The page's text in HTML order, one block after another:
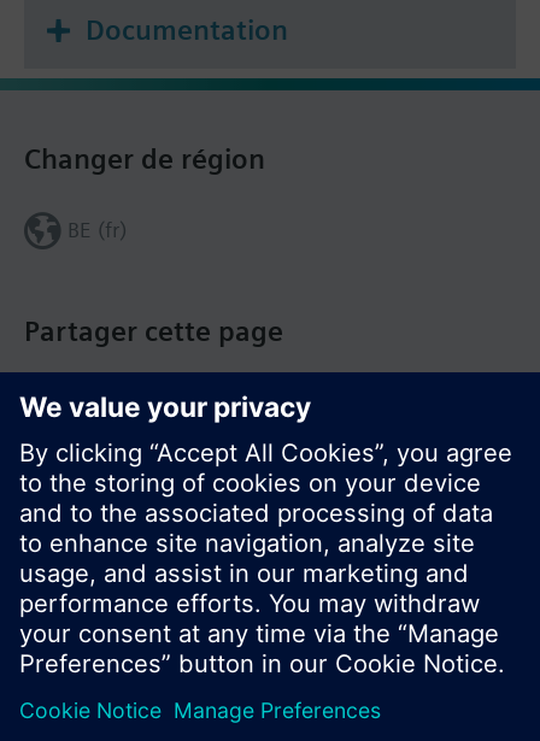
Documentation
Partager cette page
Changer de région
BE (fr)
© Siemens Switzerland Ltd. Building Technologies
Group - 2016
Le portefeuille des produits peut varier en